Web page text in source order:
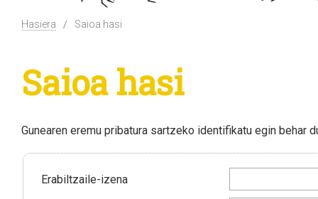
Hasiera Saioa hasi
Saioa hasi
Gunearen eremu pribatura sartzeko identifikatu egin behar
Erabiltzaile-izena